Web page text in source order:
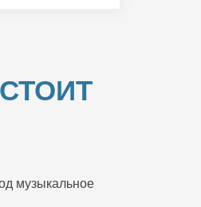
музыкальное